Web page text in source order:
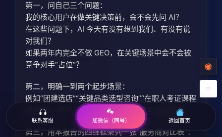
第一，问自己三个问题：
我的核心用户在做关键决策前，会不会先问 AI？
在这些问题下，AI 今天有没有想到我们、有没有说
对我们？
如果两年内完全不做 GEO，在关键场景中会不会被
竞争对手“占位”？
第二，明确一到两个起步场景：
例如“团建选店”“关键品类选型咨询”“在职人考证课程
选择”等，把这几个场景下的真实问法写成问题链。
第三，用本报告的四维框架列一张“服务商对比表”：
联系客服 加微信（同号） 返回首页